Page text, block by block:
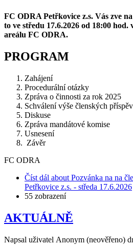
FC ODRA Petřkovice z.s. Vás zve
to ve středu 17.6.2026 od 18:00 hod.
areálu FC ODRA.
PROGRAM
Zahájení
Procedurální otázky
Zpráva o činnosti za rok 2025
Schválení výše členských
Diskuse
Zpráva mandátové komise
Usnesení
Závěr
FC ODRA
Číst dál about Pozvánka na na
Petřkovice z.s. - středa 17.6.2026
55 zobrazení
AKTUÁLNĚ
Napsal uživatel Anonym (neověřeno)